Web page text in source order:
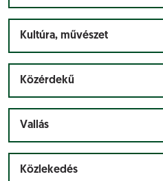
Kultúra, művészet
Közérdekű
Vallás
Közlekedés